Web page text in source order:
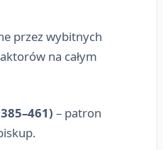
przez wybitnych
na całym
– patron